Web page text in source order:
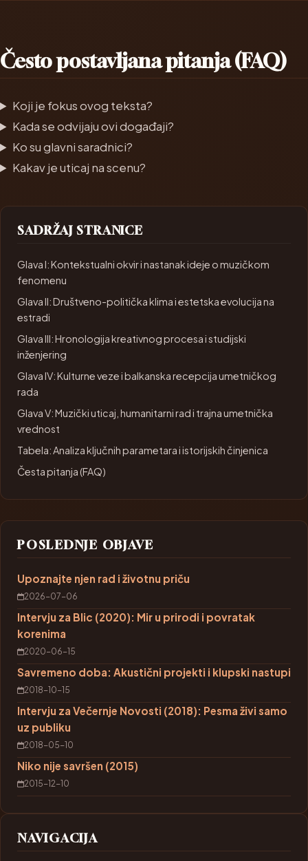
Često postavljana pitanja (FAQ)
Koji je fokus ovog teksta?
Kada se odvijaju ovi događaji?
Ko su glavni saradnici?
Kakav je uticaj na scenu?
SADRŽAJ STRANICE
Glava I: Kontekstualni okvir i nastanak ideje o muzičkom
fenomenu
Glava II: Društveno-politička klima i estetska evolucija na
estradi
Glava III: Hronologija kreativnog procesa i studijski
inženjering
Glava IV: Kulturne veze i balkanska recepcija umetničkog
rada
Glava V: Muzički uticaj, humanitarni rad i trajna umetnička
vrednost
Tabela: Analiza ključnih parametara i istorijskih činjenica
Česta pitanja (FAQ)
POSLEDNJE OBJAVE
Upoznajte njen rad i životnu priču
2026-07-06
Intervju za Blic (2020): Mir u prirodi i povratak
korenima
2020-06-15
Savremeno doba: Akustični projekti i klupski nastupi
2018-10-15
Intervju za Večernje Novosti (2018): Pesma živi samo
uz publiku
2018-05-10
Niko nije savršen (2015)
2015-12-10
NAVIGACIJA